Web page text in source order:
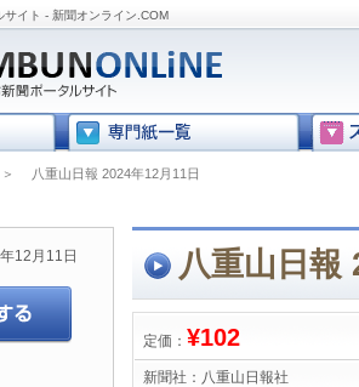
イト - 新聞オンライン.COM
八重山日報 2024年12月11日
八重山日報
定価： ¥102
新聞社： 八重山日報社